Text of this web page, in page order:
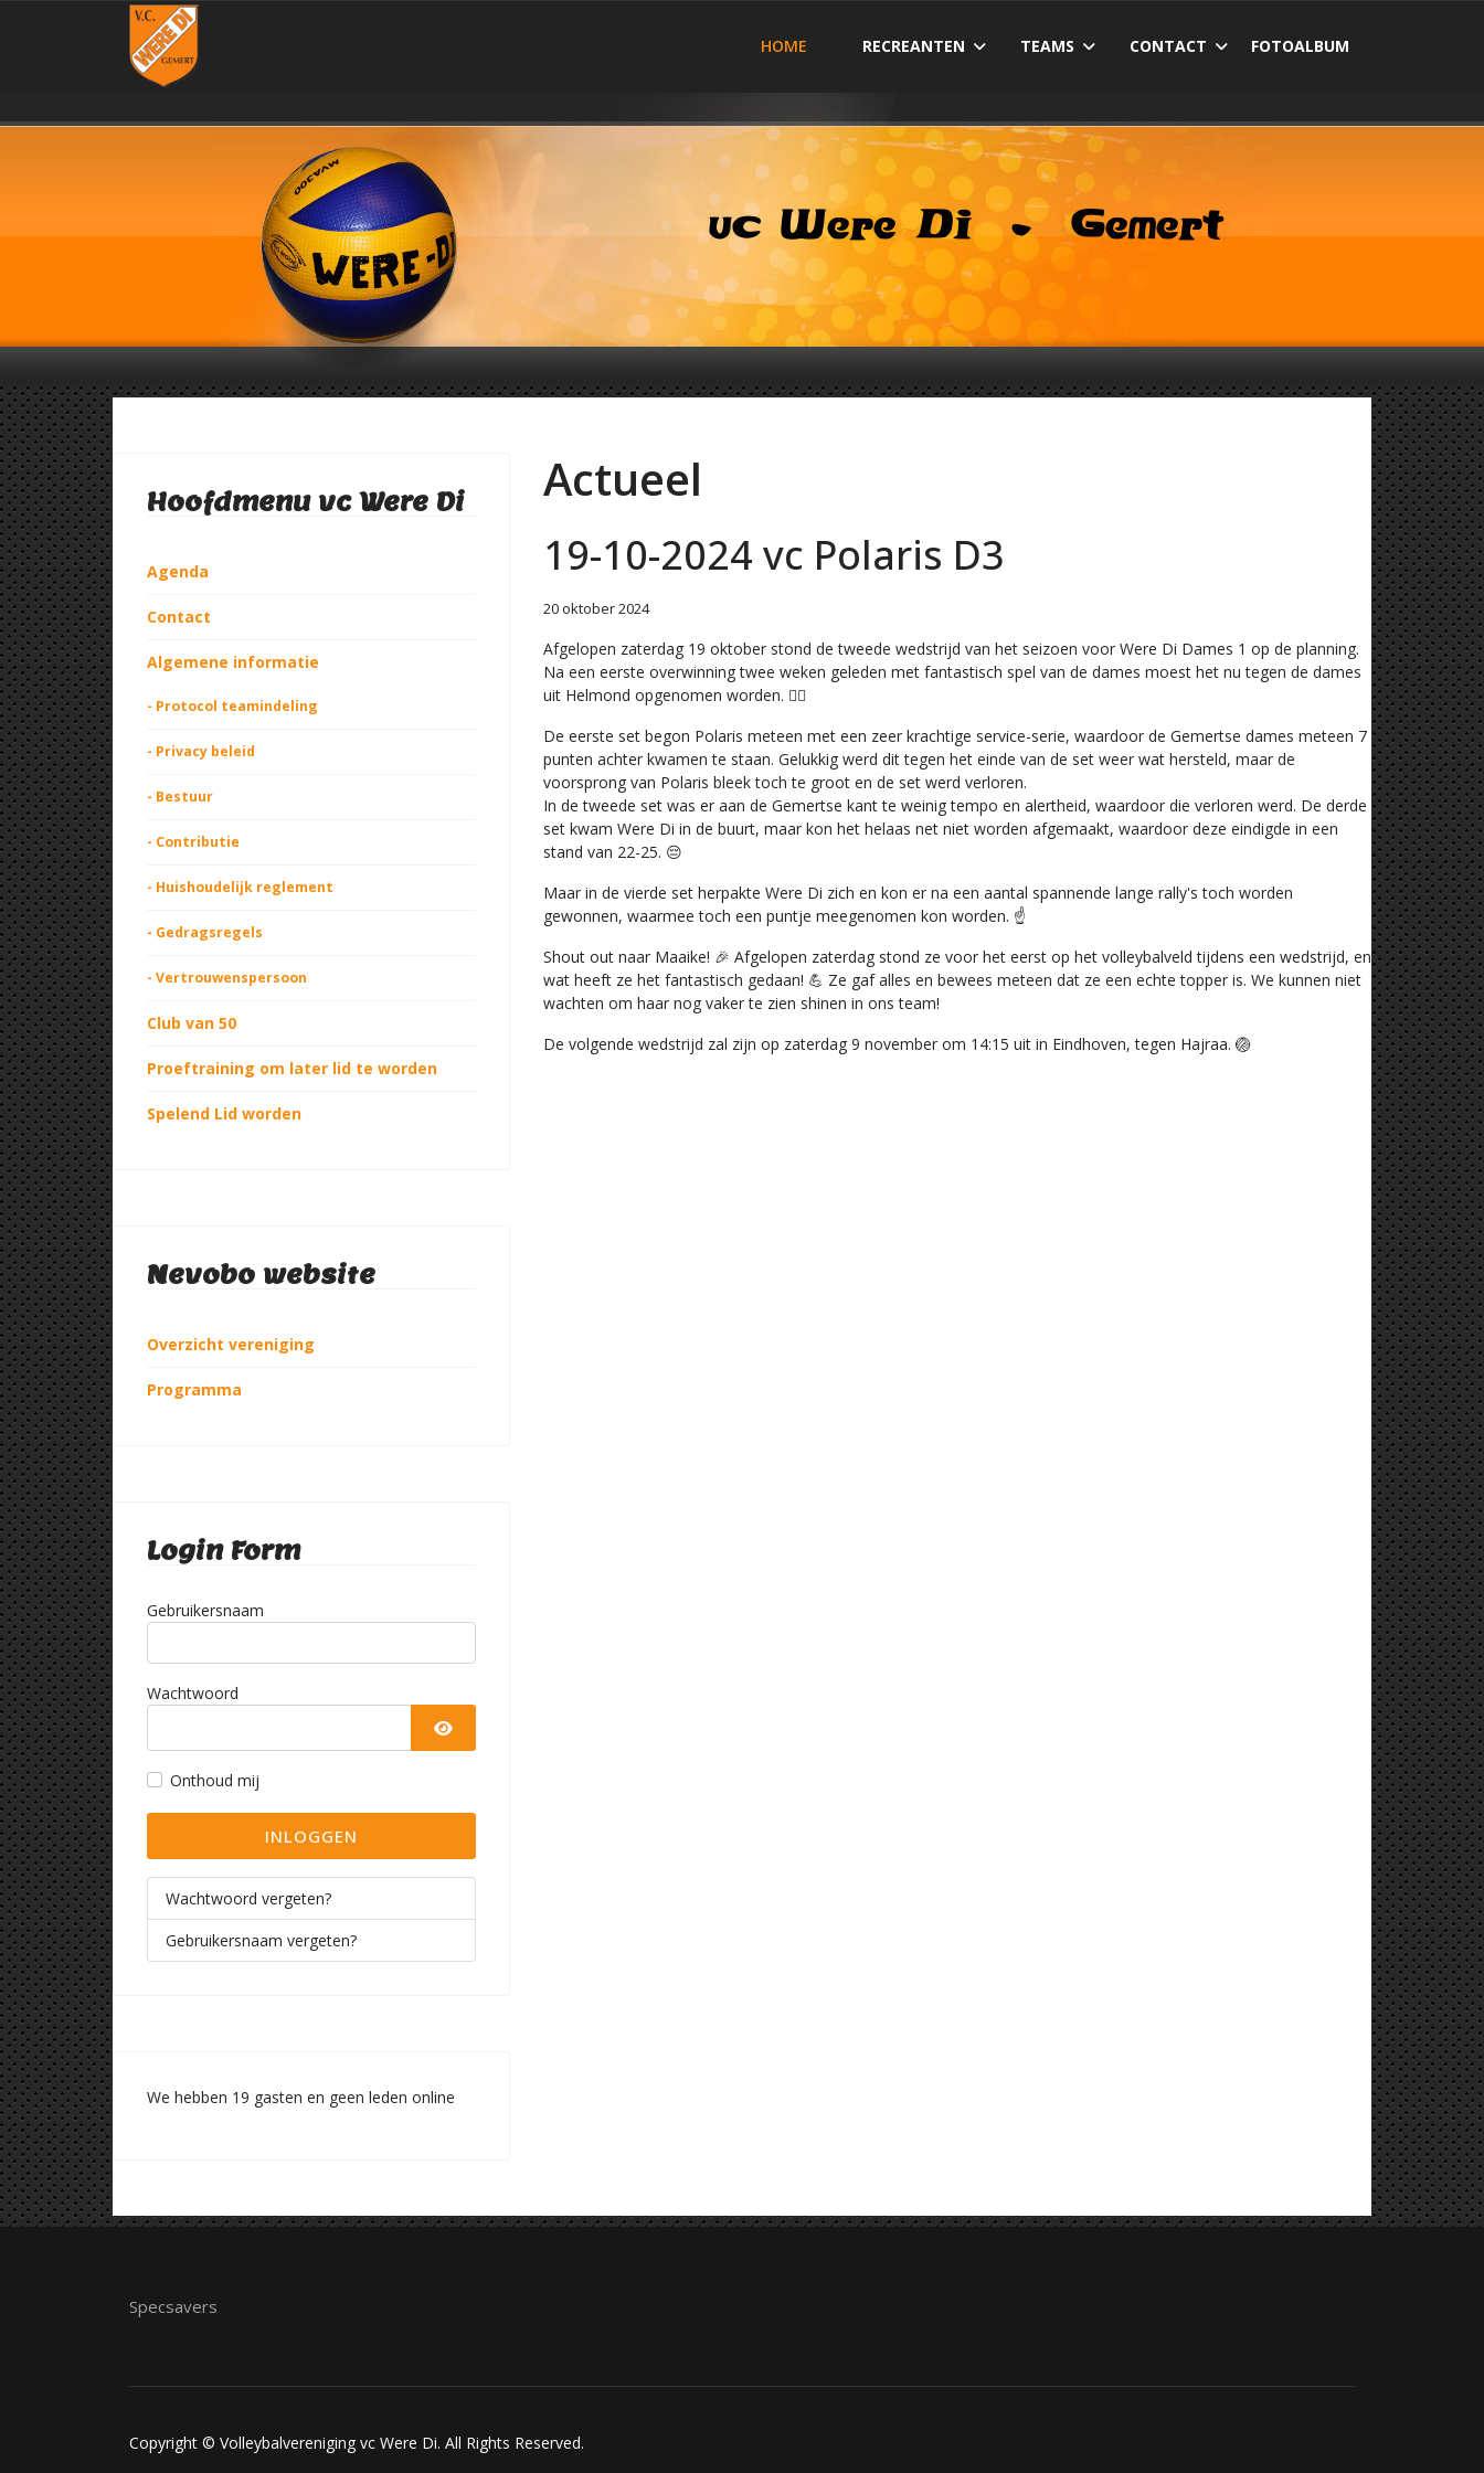
HOME RECREANTEN TEAMS CONTACT FOTOALBUM
Hoofdmenu vc Were Di
Agenda
Contact
Algemene informatie
- Protocol teamindeling
- Privacy beleid
- Bestuur
- Contributie
- Huishoudelijk reglement
- Gedragsregels
- Vertrouwenspersoon
Club van 50
Proeftraining om later lid te worden
Spelend Lid worden
Nevobo website
Overzicht vereniging
Programma
Login Form
Gebruikersnaam
Wachtwoord
TOON WACHTWOORD
Onthoud mij
INLOGGEN
Wachtwoord vergeten?
Gebruikersnaam vergeten?
We hebben 19 gasten en geen leden online
Actueel
19-10-2024 vc Polaris D3
20 oktober 2024
Afgelopen zaterdag 19 oktober stond de tweede wedstrijd van het seizoen voor Were Di Dames 1 op de planning.
Na een eerste overwinning twee weken geleden met fantastisch spel van de dames moest het nu tegen de dames
uit Helmond opgenomen worden. ❤️‍🔥
De eerste set begon Polaris meteen met een zeer krachtige service-serie, waardoor de Gemertse dames meteen 7
punten achter kwamen te staan. Gelukkig werd dit tegen het einde van de set weer wat hersteld, maar de
voorsprong van Polaris bleek toch te groot en de set werd verloren.
In de tweede set was er aan de Gemertse kant te weinig tempo en alertheid, waardoor die verloren werd. De derde
set kwam Were Di in de buurt, maar kon het helaas net niet worden afgemaakt, waardoor deze eindigde in een
stand van 22-25. 😔
Maar in de vierde set herpakte Were Di zich en kon er na een aantal spannende lange rally's toch worden
gewonnen, waarmee toch een puntje meegenomen kon worden. ☝️
Shout out naar Maaike! 🎉 Afgelopen zaterdag stond ze voor het eerst op het volleybalveld tijdens een wedstrijd, en
wat heeft ze het fantastisch gedaan! 💪 Ze gaf alles en bewees meteen dat ze een echte topper is. We kunnen niet
wachten om haar nog vaker te zien shinen in ons team!
De volgende wedstrijd zal zijn op zaterdag 9 november om 14:15 uit in Eindhoven, tegen Hajraa. 🏐
Specsavers
Copyright © Volleybalvereniging vc Were Di. All Rights Reserved.